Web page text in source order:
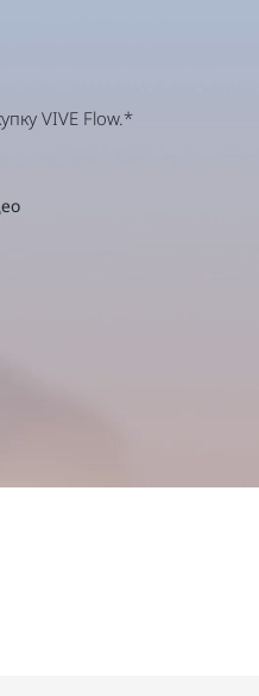
VIVE Flow.*